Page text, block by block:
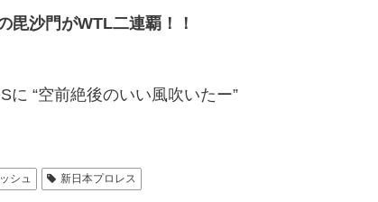
毘沙門がWTL二連覇！！
“空前絶後のいい風吹いたー”
シュ 新日本プロレス